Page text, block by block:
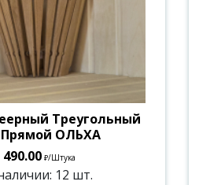
Треугольный
Прямой ОЛЬХА
490.00 ₽/Штука
12 шт.